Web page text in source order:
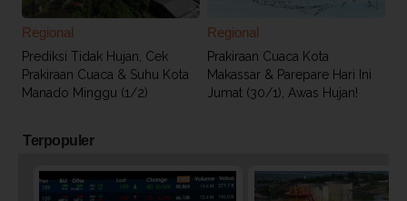
Regional
Prediksi Tidak Hujan, Cek
Prakiraan Cuaca & Suhu Kota
Manado Minggu (1/2)
Regional
Prakiraan Cuaca Kota
Makassar & Parepare Hari Ini
Jumat (30/1), Awas Hujan!
Terpopuler